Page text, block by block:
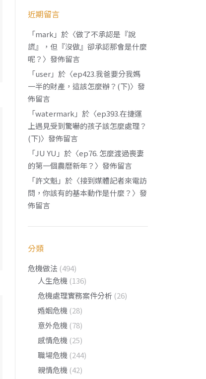
近期留言
「mark 」於〈做了不承認是『說
謊』，但『沒做』卻承認那會是什麼
呢？ 〉發佈留言
「user」於〈ep423.我爸要分我媽
一半的財產，這該怎麼辦？(下)〉發
佈留言
「watermark 」於〈ep393.在捷運
上遇見受到驚嚇的孩子該怎麼處理？
(下)〉發佈留言
「JU YU 」於〈ep76. 怎麼渡過喪妻
的第一個農曆新年？ 〉發佈留言
「許文魁」於〈接到媒體記者來電訪
問，你該有的基本動作是什麼？ 〉發
佈留言
分類
危機做法 (494)
人生危機 (136)
危機處理實務案件分析 (26)
婚姻危機 (28)
意外危機 (78)
感情危機 (25)
職場危機 (244)
親情危機 (42)